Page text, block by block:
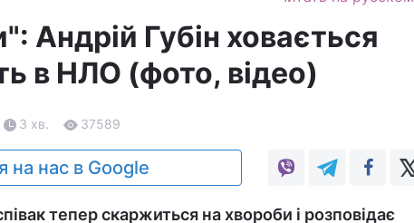
Андрій Губін ховається
в НЛО (фото, відео)
3 хв. 37589
на нас в Google
тепер скаржиться на хвороби і розповідає